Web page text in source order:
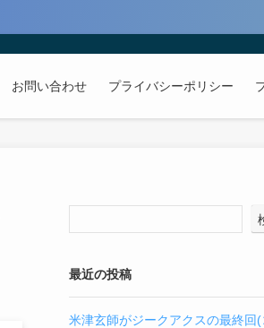
お問い合わせ プライバシーポリシー
最近の投稿
米津玄師がジークアクスの最終回